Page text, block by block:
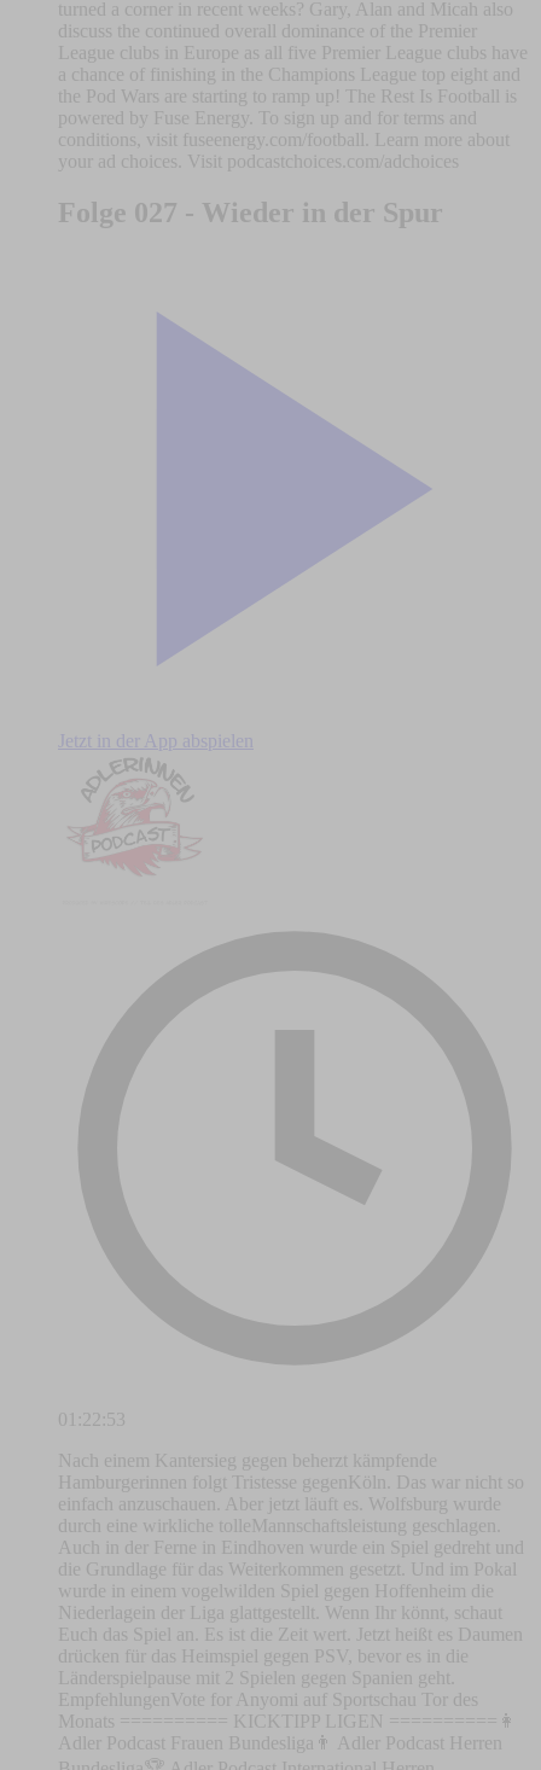
turned a corner in recent weeks? Gary, Alan and Micah also
discuss the continued overall dominance of the Premier
League clubs in Europe as all five Premier League clubs have
a chance of finishing in the Champions League top eight and
the Pod Wars are starting to ramp up! The Rest Is Football is
powered by Fuse Energy. To sign up and for terms and
conditions, visit fuseenergy.com/football. Learn more about
your ad choices. Visit podcastchoices.com/adchoices
Folge 027 - Wieder in der Spur
Jetzt in der App abspielen
01:22:53
Nach einem Kantersieg gegen beherzt kämpfende
Hamburgerinnen folgt Tristesse gegenKöln. Das war nicht so
einfach anzuschauen. Aber jetzt läuft es. Wolfsburg wurde
durch eine wirkliche tolleMannschaftsleistung geschlagen.
Auch in der Ferne in Eindhoven wurde ein Spiel gedreht und
die Grundlage für das Weiterkommen gesetzt. Und im Pokal
wurde in einem vogelwilden Spiel gegen Hoffenheim die
Niederlagein der Liga glattgestellt. Wenn Ihr könnt, schaut
Euch das Spiel an. Es ist die Zeit wert. Jetzt heißt es Daumen
drücken für das Heimspiel gegen PSV, bevor es in die
Länderspielpause mit 2 Spielen gegen Spanien geht.
EmpfehlungenVote for Anyomi auf Sportschau Tor des
Monats ========== KICKTIPP LIGEN ==========👩
Adler Podcast Frauen Bundesliga👨 Adler Podcast Herren